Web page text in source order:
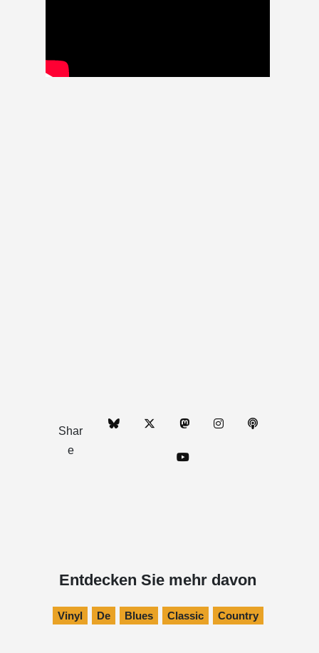
Shar
e
Entdecken Sie mehr davon
Vinyl De Blues Classic Country